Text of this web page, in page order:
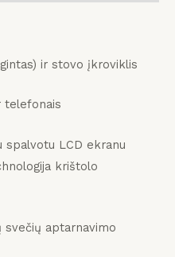
ir stovo įkroviklis
telefonais
spalvotu LCD ekranu
krištolo
svečių aptarnavimo